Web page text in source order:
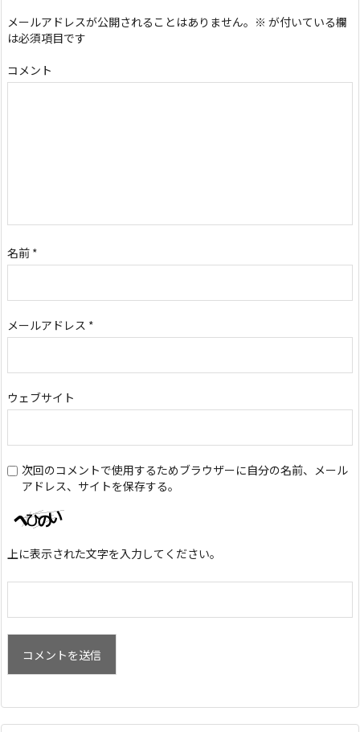
メールアドレスが公開されることはありません。 ※ が付いている欄
は必須項目です
コメント
名前 *
メールアドレス *
ウェブサイト
次回のコメントで使用するためブラウザーに自分の名前、メール
アドレス、サイトを保存する。
上に表示された文字を入力してください。